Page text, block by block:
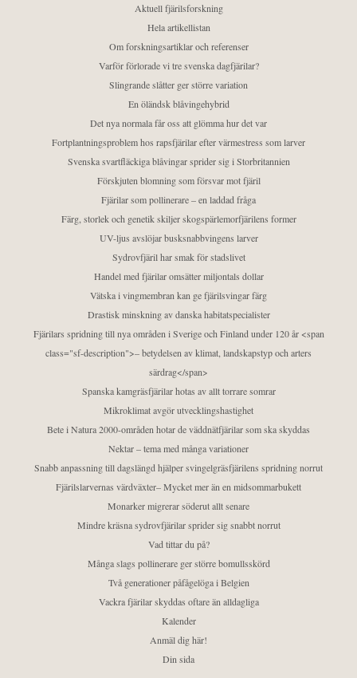
Aktuell fjärilsforskning
Hela artikellistan
Om forskningsartiklar och referenser
Varför förlorade vi tre svenska dagfjärilar?
Slingrande slåtter ger större variation
En öländsk blåvingehybrid
Det nya normala får oss att glömma hur det var
Fortplantningsproblem hos rapsfjärilar efter värmestress som larver
Svenska svartfläckiga blåvingar sprider sig i Storbritannien
Förskjuten blomning som försvar mot fjäril
Fjärilar som pollinerare – en laddad fråga
Färg, storlek och genetik skiljer skogspärlemorfjärilens former
UV-ljus avslöjar busksnabbvingens larver
Sydrovfjäril har smak för stadslivet
Handel med fjärilar omsätter miljontals dollar
Vätska i vingmembran kan ge fjärilsvingar färg
Drastisk minskning av danska habitatspecialister
Fjärilars spridning till nya områden i Sverige och Finland under 120 år <span
class="sf-description">– betydelsen av klimat, landskapstyp och arters
särdrag</span>
Spanska kamgräsfjärilar hotas av allt torrare somrar
Mikroklimat avgör utvecklingshastighet
Bete i Natura 2000-områden hotar de väddnätfjärilar som ska skyddas
Nektar – tema med många variationer
Snabb anpassning till dagslängd hjälper svingelgräsfjärilens spridning norrut
Fjärilslarvernas värdväxter– Mycket mer än en midsommarbukett
Monarker migrerar söderut allt senare
Mindre kräsna sydrovfjärilar sprider sig snabbt norrut
Vad tittar du på?
Många slags pollinerare ger större bomullsskörd
Två generationer påfågelöga i Belgien
Vackra fjärilar skyddas oftare än alldagliga
Kalender
Anmäl dig här!
Din sida